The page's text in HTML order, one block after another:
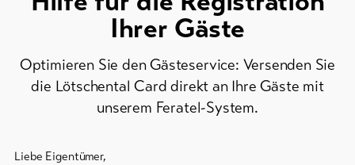
Shops
Übersicht
Bike-
Ihrer Gäste
Optimieren Sie den Gästeservice: Versenden Sie
die Lötschental Card direkt an Ihre Gäste mit
unserem Feratel-System.
Liebe Eigentümer,